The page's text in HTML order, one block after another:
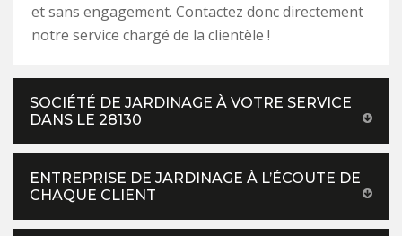
et sans engagement. Contactez donc directement
notre service chargé de la clientèle !
SOCIÉTÉ DE JARDINAGE À VOTRE SERVICE
DANS LE 28130
ENTREPRISE DE JARDINAGE À L’ÉCOUTE DE
CHAQUE CLIENT